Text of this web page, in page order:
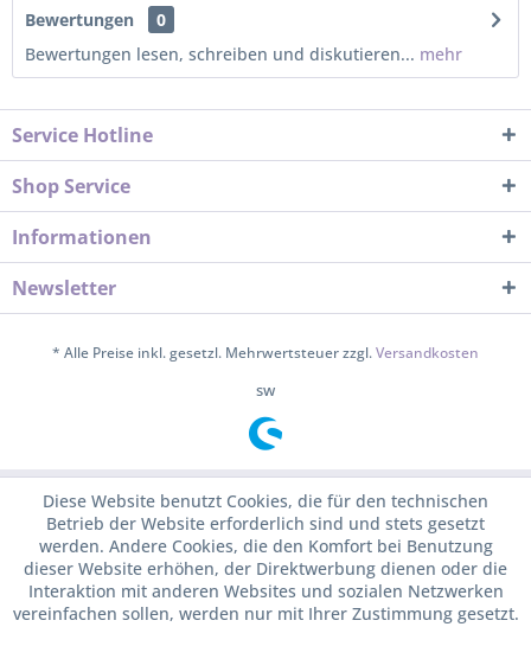
Bewertungen
0
Bewertungen lesen, schreiben und diskutieren... mehr
Service Hotline
Shop Service
Informationen
Newsletter
* Alle Preise inkl. gesetzl. Mehrwertsteuer zzgl.Versandkosten
sw
Diese Website benutzt Cookies, die für den technischen
Betrieb der Website erforderlich sind und stets gesetzt
werden. Andere Cookies, die den Komfort bei Benutzung
dieser Website erhöhen, der Direktwerbung dienen oder die
Interaktion mit anderen Websites und sozialen Netzwerken
vereinfachen sollen, werden nur mit Ihrer Zustimmung gesetzt.